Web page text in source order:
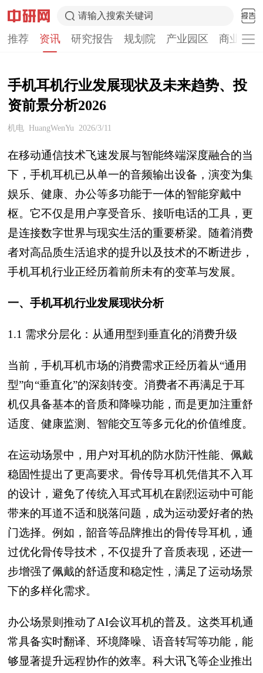
请输入搜索关键词
推荐 资讯 研究报告 规划院 产业园区 商业计
手机耳机行业发展现状及未来趋势、投
资前景分析2026
机电 HuangWenYu 2026/3/11
在移动通信技术飞速发展与智能终端深度融合的当
下，手机耳机已从单一的音频输出设备，演变为集
娱乐、健康、办公等多功能于一体的智能穿戴中
枢。它不仅是用户享受音乐、接听电话的工具，更
是连接数字世界与现实生活的重要桥梁。随着消费
者对高品质生活追求的提升以及技术的不断进步，
手机耳机行业正经历着前所未有的变革与发展。
一、手机耳机行业发展现状分析
1.1 需求分层化：从通用型到垂直化的消费升级
当前，手机耳机市场的消费需求正经历着从“通用
型”向“垂直化”的深刻转变。消费者不再满足于耳
机仅具备基本的音质和降噪功能，而是更加注重舒
适度、健康监测、智能交互等多元化的价值维度。
在运动场景中，用户对耳机的防水防汗性能、佩戴
稳固性提出了更高要求。骨传导耳机凭借其不入耳
的设计，避免了传统入耳式耳机在剧烈运动中可能
带来的耳道不适和脱落问题，成为运动爱好者的热
门选择。例如，韶音等品牌推出的骨传导耳机，通
过优化骨传导技术，不仅提升了音质表现，还进一
步增强了佩戴的舒适度和稳定性，满足了运动场景
下的多样化需求。
办公场景则推动了AI会议耳机的普及。这类耳机通
常具备实时翻译、环境降噪、语音转写等功能，能
够显著提升远程协作的效率。科大讯飞等企业推出